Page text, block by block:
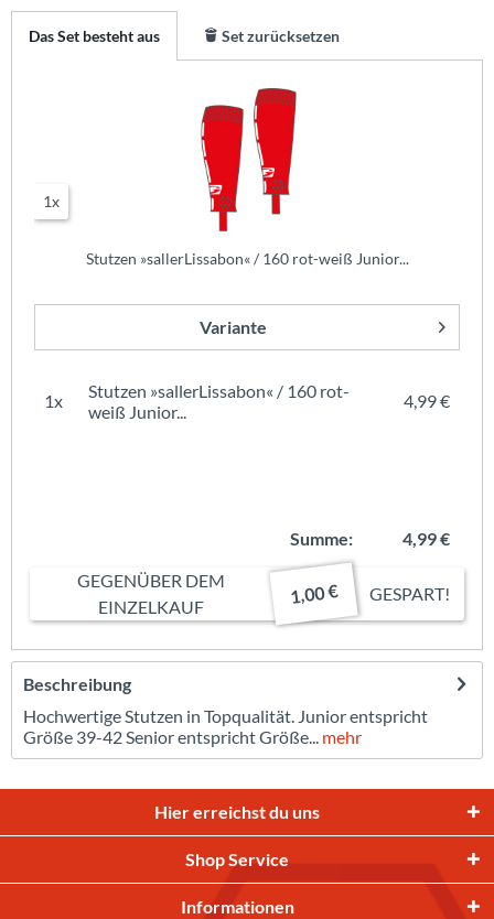
Das Set besteht aus Set zurücksetzen
1x
Stutzen »sallerLissabon« / 160 rot-weiß Junior...
Variante
1x
Stutzen »sallerLissabon« / 160 rot-
weiß Junior...
4,99 €
Summe:
4,99 €
GEGENÜBER DEM
EINZELKAUF
1,00 € GESPART!
Beschreibung
Hochwertige Stutzen in Topqualität. Junior entspricht
Größe 39-42 Senior entspricht Größe... mehr
Hier erreichst du uns
Shop Service
Informationen